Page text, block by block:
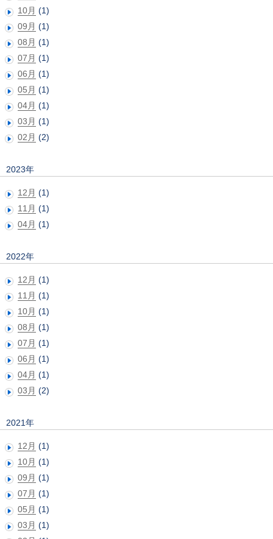
10月 (1)
09月 (1)
08月 (1)
07月 (1)
06月 (1)
05月 (1)
04月 (1)
03月 (1)
02月 (2)
2023年
12月 (1)
11月 (1)
04月 (1)
2022年
12月 (1)
11月 (1)
10月 (1)
08月 (1)
07月 (1)
06月 (1)
04月 (1)
03月 (2)
2021年
12月 (1)
10月 (1)
09月 (1)
07月 (1)
05月 (1)
03月 (1)